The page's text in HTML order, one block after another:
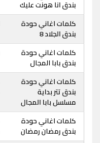
بندق انا هونت عليك
كلمات اغاني حودة
بندق الجلاد 8
كلمات اغاني حودة
بندق بابا المجال
كلمات اغاني حودة
بندق تتر بداية
مسلسل بابا المجال
كلمات اغاني حودة
بندق رمضان رمضان